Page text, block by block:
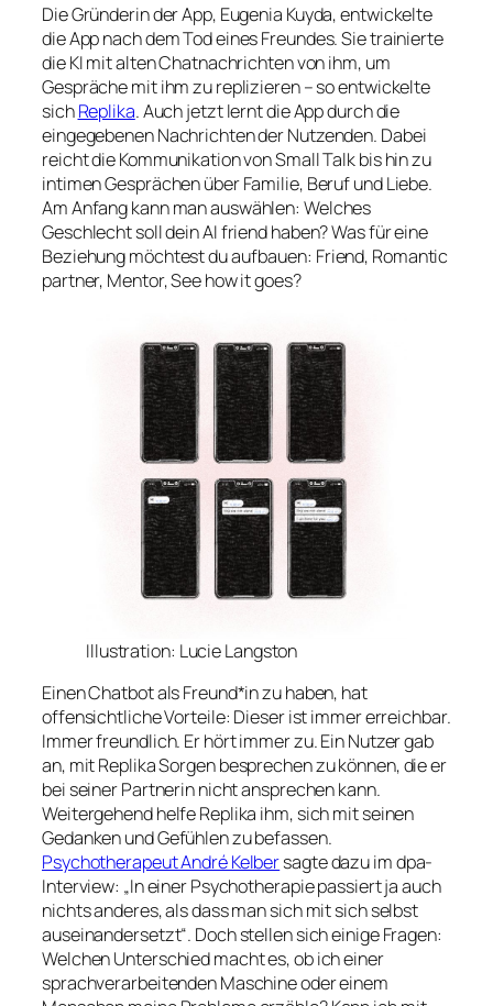
Die Gründerin der App, Eugenia Kuyda, entwickelte
die App nach dem Tod eines Freundes. Sie trainierte
die KI mit alten Chatnachrichten von ihm, um
Gespräche mit ihm zu replizieren – so entwickelte
sichReplika. Auch jetzt lernt die App durch die
eingegebenen Nachrichten der Nutzenden. Dabei
reicht die Kommunikation von Small Talk bis hin zu
intimen Gesprächen über Familie, Beruf und Liebe.
Am Anfang kann man auswählen: Welches
Geschlecht soll deinAI friendhaben? Was für eine
Beziehung möchtest du aufbauen: Friend, Romantic
partner, Mentor, See how it goes?
Illustration: Lucie Langston
Einen Chatbot als Freund*in zu haben, hat
offensichtliche Vorteile: Dieser ist immer erreichbar.
Immer freundlich. Er hört immer zu. Ein Nutzer gab
an, mitReplikaSorgen besprechen zu können, die er
bei seiner Partnerin nicht ansprechen kann.
Weitergehend helfe Replika ihm, sich mit seinen
Gedanken und Gefühlen zu befassen.
Psychotherapeut André Kelbersagte dazu im dpa-
Interview: „In einer Psychotherapie passiert ja auch
nichts anderes, als dass man sich mit sich selbst
auseinandersetzt“. Doch stellen sich einige Fragen:
Welchen Unterschied macht es, ob ich einer
sprachverarbeitenden Maschine oder einem